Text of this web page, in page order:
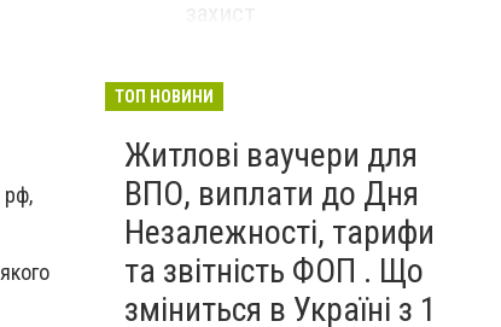
рф,
ТОП НОВИНИ
Житлові ваучери для
ВПО, виплати до Дня
Незалежності, тарифи
та звітність ФОП . Що
зміниться в Україні з 1